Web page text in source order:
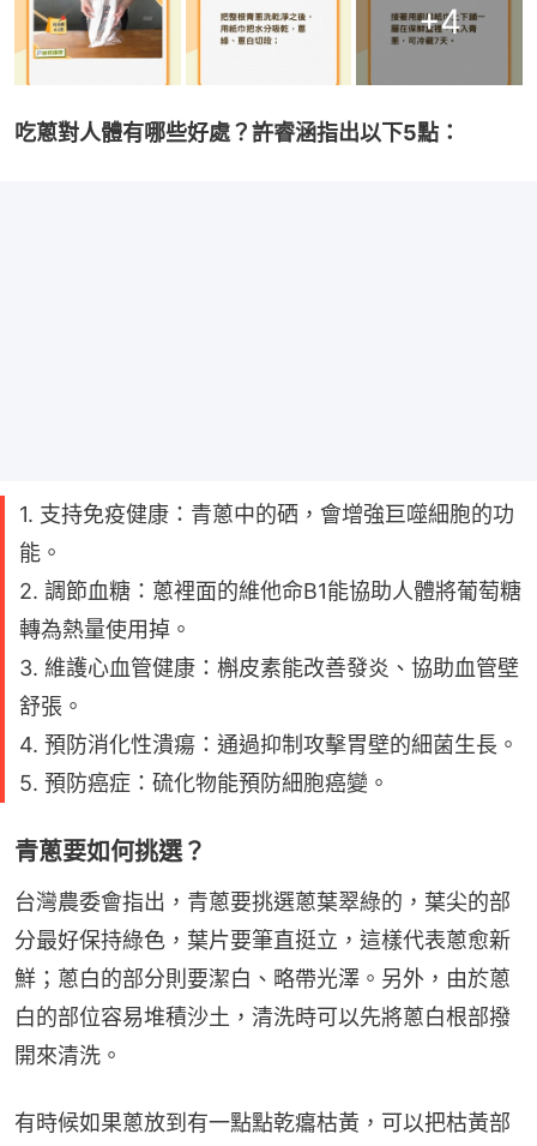
+4
吃蔥對人體有哪些好處？許睿涵指出以下5點：
1. 支持免疫健康：青蔥中的硒，會增強巨噬細胞的功
能。
2. 調節血糖：蔥裡面的維他命B1能協助人體將葡萄糖
轉為熱量使用掉。
3. 維護心血管健康：槲皮素能改善發炎、協助血管壁
舒張。
4. 預防消化性潰瘍：通過抑制攻擊胃壁的細菌生長。
5. 預防癌症：硫化物能預防細胞癌變。
青蔥要如何挑選？
台灣農委會指出，青蔥要挑選蔥葉翠綠的，葉尖的部
分最好保持綠色，葉片要筆直挺立，這樣代表蔥愈新
鮮；蔥白的部分則要潔白、略帶光澤。另外，由於蔥
白的部位容易堆積沙土，清洗時可以先將蔥白根部撥
開來清洗。
有時候如果蔥放到有一點點乾癟枯黃，可以把枯黃部